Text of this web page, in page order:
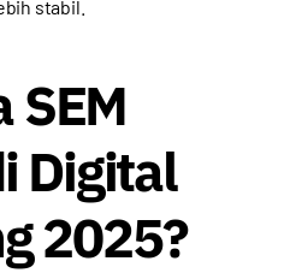
stabil.
SEM
Digital
2025?